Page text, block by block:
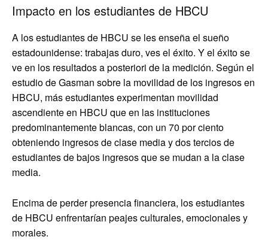
Impacto en los estudiantes de HBCU
A los estudiantes de HBCU se les enseña el sueño
estadounidense: trabajas duro, ves el éxito. Y el éxito se
ve en los resultados a posteriori de la medición. Según el
estudio de Gasman sobre la movilidad de los ingresos en
HBCU, más estudiantes experimentan movilidad
ascendiente en HBCU que en las instituciones
predominantemente blancas, con un 70 por ciento
obteniendo ingresos de clase media y dos tercios de
estudiantes de bajos ingresos que se mudan a la clase
media.
Encima de perder presencia financiera, los estudiantes
de HBCU enfrentarían peajes culturales, emocionales y
morales.